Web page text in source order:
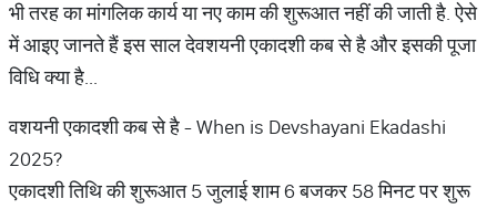
भी तरह का मांगलिक कार्य या नए काम की शुरूआत नहीं की जाती है. ऐसे
में आइए जानते हैं इस साल देवशयनी एकादशी कब से है और इसकी पूजा
विधि क्या है...
वशयनी एकादशी कब से है - When is Devshayani Ekadashi
2025?
एकादशी तिथि की शुरूआत 5 जुलाई शाम 6 बजकर 58 मिनट पर शुरू